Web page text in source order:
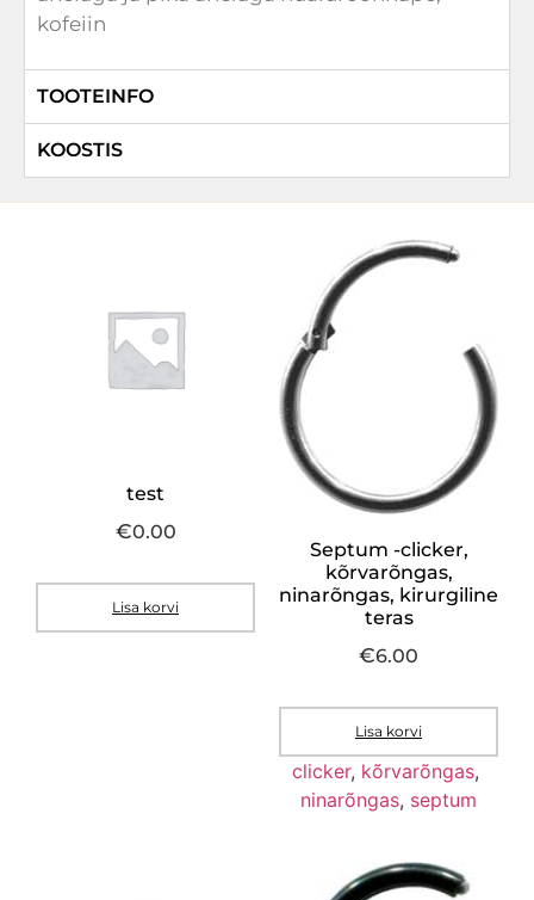
kofeiin
TOOTEINFO
KOOSTIS
test
€0.00
Lisa korvi
Septum -clicker,
kõrvarõngas,
ninarõngas, kirurgiline
teras
€6.00
Lisa korvi
clicker, kõrvarõngas,
ninarõngas, septum